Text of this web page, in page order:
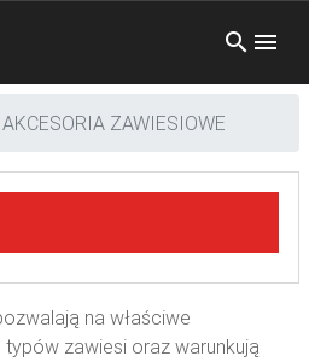
AKCESORIA ZAWIESIOWE
na właściwe
zawiesi oraz warunkują